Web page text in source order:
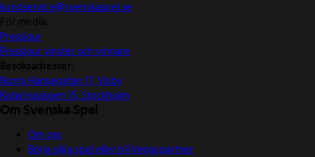
kundservice@svenskaspel.se
För media:
Pressjour
Pressjour vinster och vinnare
Besöksadresser:
Norra Hansegatan 17, Visby
Katarinavägen 15, Stockholm
Om Svenska Spel
Om oss
Börja sälja spel eller bli Vegaspartner